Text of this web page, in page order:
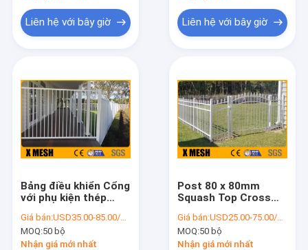
Liên hệ với bây giờ Liên hệ với bây giờ
Bảng điều khiển Cổng
với phụ kiện thép
kim loại trang trí
Giá bán:USD35.00-85.00/Set
MOQ:50 bộ
Nhận giá mới nhất
Post 80 x 80mm
Squash Top Cross
điểm mối hàn Hàng
rào lưới an ninh
Giá bán:USD25.00-75.00/Set
MOQ:50 bộ
Nhận giá mới nhất